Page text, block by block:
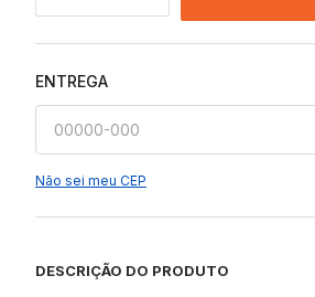
ENTREGA
Não sei meu CEP
DESCRIÇÃO DO PRODUTO